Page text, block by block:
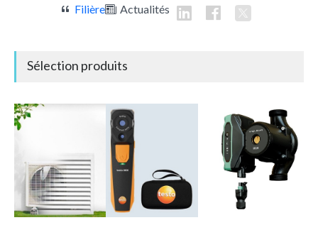
Filière Actualités
Sélection produits